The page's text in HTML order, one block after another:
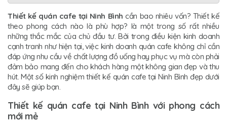
Thiết kế quán cafe tại Ninh Bìnhcần bao nhiêu vốn? Thiết kế
theo phong cách nào là phù hợp? là một trong số rất nhiều
những thắc mắc của chủ đầu tư. Bởi trong điều kiện kinh doanh
cạnh tranh như hiện tại, việc kinh doanh quán cafe không chỉ cần
đáp ứng nhu cầu về chất lượng đồ uống hay phục vụ mà còn phải
đảm bảo mang đến cho khách hàng một không gian đẹp và thu
hút. Một số kinh nghiệm thiết kế quán cafe tại Ninh Bình đẹp dưới
đây sẽ giúp bạn.
Thiết kế quán cafe tại Ninh Bình với phong cách
mới mẻ